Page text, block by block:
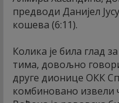
предводи Данијел
кошева (6:11).
Колика је била глад
тима, довољно
друге дионице ОКК
комбиновано извели